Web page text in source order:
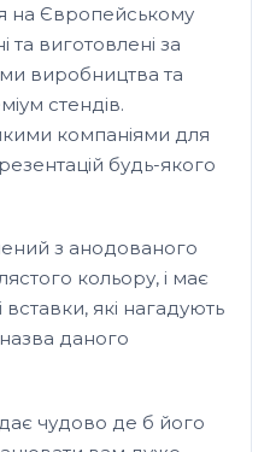
на Європейському
та виготовлені за
виробництва та
стендів.
компаніями для
будь-якого
з анодованого
кольору, і має
вставки, які нагадують
даного
чудово де б його